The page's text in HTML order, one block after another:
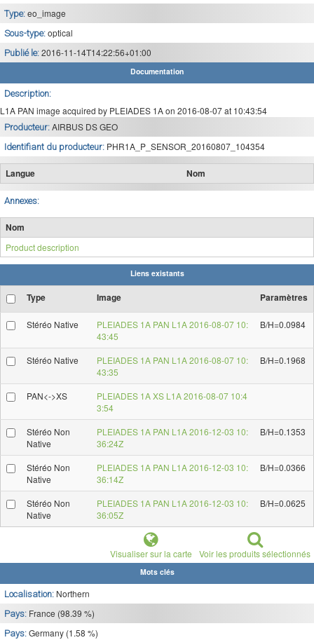
Type: eo_image
Sous-type: optical
Publié le: 2016-11-14T14:22:56+01:00
Documentation
Description:
L1A PAN image acquired by PLEIADES 1A on 2016-08-07 at 10:43:54
Producteur: AIRBUS DS GEO
Identifiant du producteur: PHR1A_P_SENSOR_20160807_104354
Langue Nom
Annexes:
Nom
Product description
Liens existants
Type Image Paramètres
Stéréo Native
PLEIADES 1A PAN L1A 2016-08-07 10:
43:45
B/H=0.0984
Stéréo Native
PLEIADES 1A PAN L1A 2016-08-07 10:
43:35
B/H=0.1968
PAN<->XS
PLEIADES 1A XS L1A 2016-08-07 10:4
3:54
Stéréo Non
Native
PLEIADES 1A PAN L1A 2016-12-03 10:
36:24Z
B/H=0.1353
Stéréo Non
Native
PLEIADES 1A PAN L1A 2016-12-03 10:
36:14Z
B/H=0.0366
Stéréo Non
Native
PLEIADES 1A PAN L1A 2016-12-03 10:
36:05Z
B/H=0.0625
Visualiser sur la carte Voir les produits sélectionnés
Mots clés
Localisation: Northern
Pays: France (98.39 %)
Pays: Germany (1.58 %)